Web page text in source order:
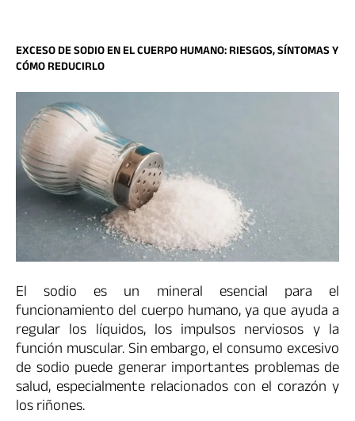
EXCESO DE SODIO EN EL CUERPO HUMANO: RIESGOS, SÍNTOMAS Y
CÓMO REDUCIRLO
El sodio es un mineral esencial para el
funcionamiento del cuerpo humano, ya que ayuda a
regular los líquidos, los impulsos nerviosos y la
función muscular. Sin embargo, el consumo excesivo
de sodio puede generar importantes problemas de
salud, especialmente relacionados con el corazón y
los riñones.